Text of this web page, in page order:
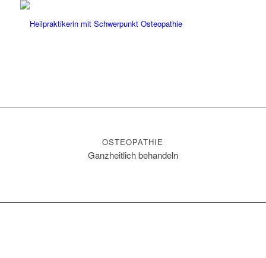
OSTEOPATHIE
Ganzheitlich behandeln